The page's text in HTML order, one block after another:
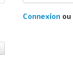
Connexion ou